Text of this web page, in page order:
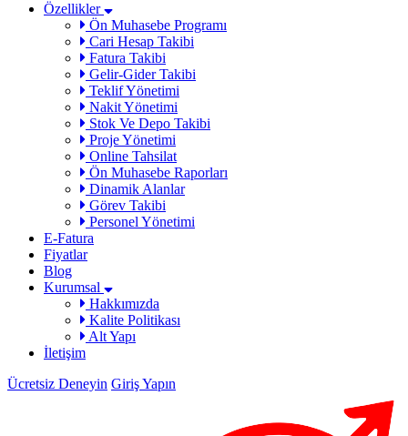
Özellikler
Ön Muhasebe Programı
Cari Hesap Takibi
Fatura Takibi
Gelir-Gider Takibi
Teklif Yönetimi
Nakit Yönetimi
Stok Ve Depo Takibi
Proje Yönetimi
Online Tahsilat
Ön Muhasebe Raporları
Dinamik Alanlar
Görev Takibi
Personel Yönetimi
E-Fatura
Fiyatlar
Blog
Kurumsal
Hakkımızda
Kalite Politikası
Alt Yapı
İletişim
Ücretsiz Deneyin Giriş Yapın